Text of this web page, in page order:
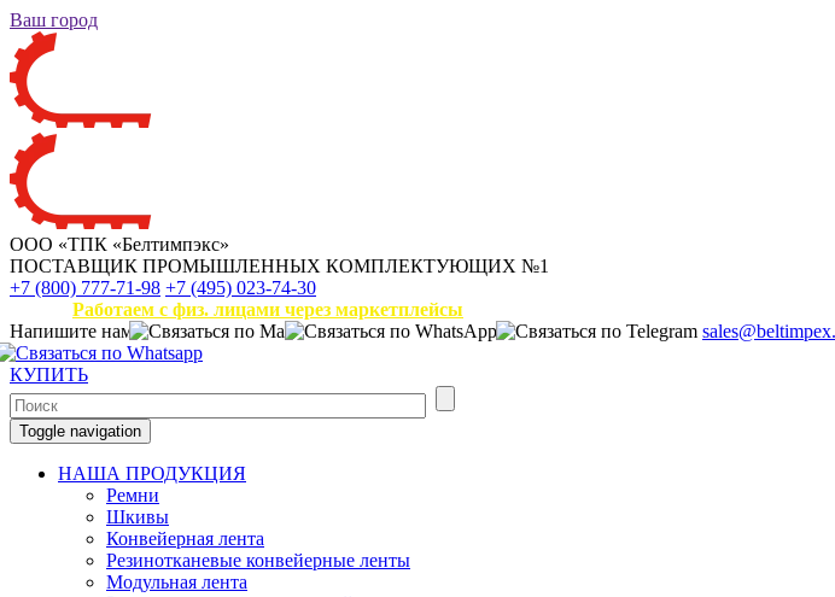
Ваш город
ООО «ТПК «Белтимпэкс»
ПОСТАВЩИК ПРОМЫШЛЕННЫХ КОМПЛЕКТУЮЩИХ №1
+7 (800) 777-71-98 +7 (495) 023-74-30
Работаем с физ. лицами через маркетплейсы
Напишите нам
КУПИТЬ
Toggle navigation
НАША ПРОДУКЦИЯ
Ремни
Шкивы
Конвейерная лента
Резинотканевые конвейерные ленты
Модульная лента